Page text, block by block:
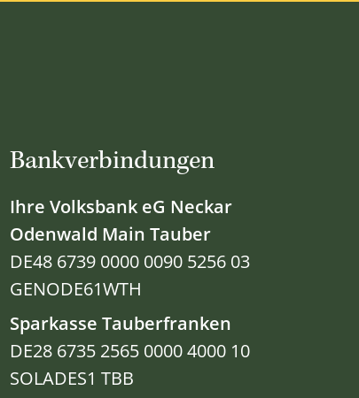
Bankverbindungen
Ihre Volksbank eG Neckar
Odenwald Main Tauber
DE48 6739 0000 0090 5256 03
GENODE61WTH
Sparkasse Tauberfranken
DE28 6735 2565 0000 4000 10
SOLADES1 TBB